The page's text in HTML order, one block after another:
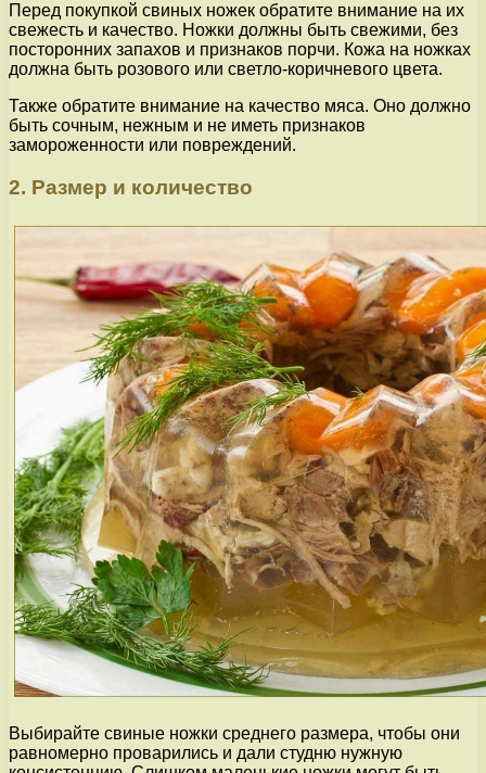
Перед покупкой свиных ножек обратите внимание на их
свежесть и качество. Ножки должны быть свежими, без
посторонних запахов и признаков порчи. Кожа на ножках
должна быть розового или светло-коричневого цвета.
Также обратите внимание на качество мяса. Оно должно
быть сочным, нежным и не иметь признаков
замороженности или повреждений.
2. Размер и количество
Выбирайте свиные ножки среднего размера, чтобы они
равномерно проварились и дали студню нужную